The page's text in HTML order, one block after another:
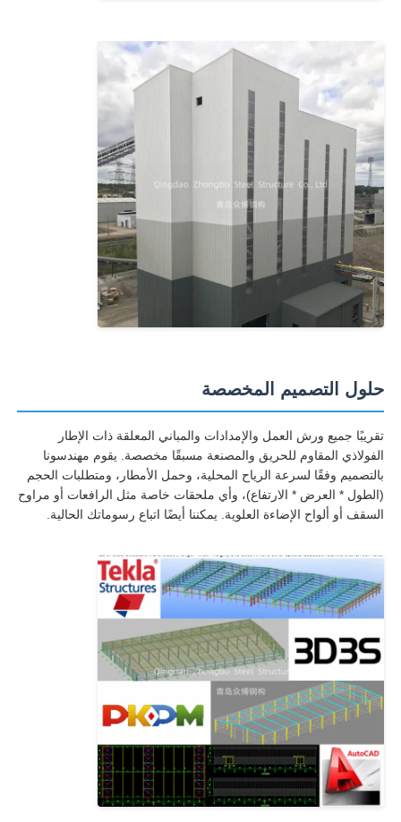
حلول التصميم المخصصة
تقريبًا جميع ورش العمل والإمدادات والمباني المعلقة ذات الإطار
الفولاذي المقاوم للحريق والمصنعة مسبقًا مخصصة. يقوم مهندسونا
بالتصميم وفقًا لسرعة الرياح المحلية، وحمل الأمطار، ومتطلبات الحجم
(الطول * العرض * الارتفاع)، وأي ملحقات خاصة مثل الرافعات أو مراوح
السقف أو ألواح الإضاءة العلوية. يمكننا أيضًا اتباع رسوماتك الحالية.